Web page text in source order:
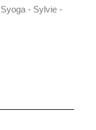
- Sylvie -